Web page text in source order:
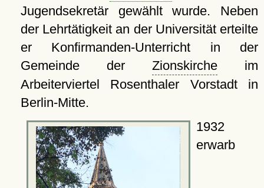
Jugendsekretär gewählt wurde. Neben
der Lehrtätigkeit an der Universität erteilte
er Konfirmanden-Unterricht in der
Gemeinde der Zionskircheim
Arbeiterviertel Rosenthaler Vorstadt in
Berlin-Mitte.
1932
erwarb